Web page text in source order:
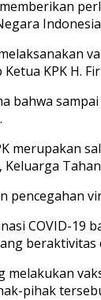
KPK H.
bahwa
merupakan
Keluarga
pencegahan
COVID-
beraktivitas
melakukan
pihak